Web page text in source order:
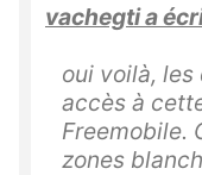
vachegti a
oui voilà,
accès à
Freemobile.
zones